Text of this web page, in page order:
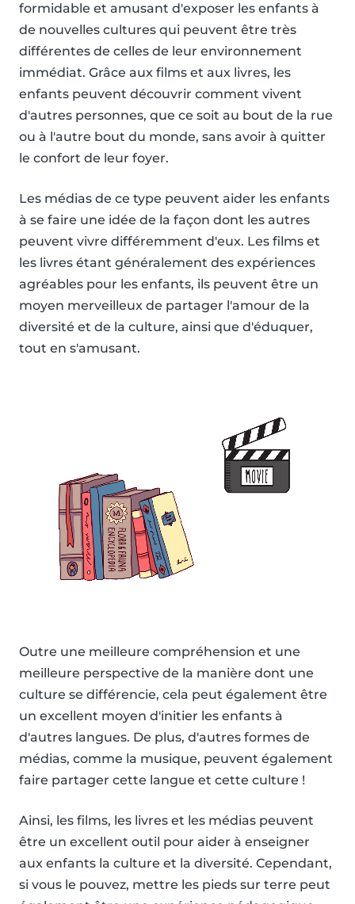
formidable et amusant d'exposer les enfants à
de nouvelles cultures qui peuvent être très
différentes de celles de leur environnement
immédiat. Grâce aux films et aux livres, les
enfants peuvent découvrir comment vivent
d'autres personnes, que ce soit au bout de la rue
ou à l'autre bout du monde, sans avoir à quitter
le confort de leur foyer.
Les médias de ce type peuvent aider les enfants
à se faire une idée de la façon dont les autres
peuvent vivre différemment d'eux. Les films et
les livres étant généralement des expériences
agréables pour les enfants, ils peuvent être un
moyen merveilleux de partager l'amour de la
diversité et de la culture, ainsi que d'éduquer,
tout en s'amusant.
Outre une meilleure compréhension et une
meilleure perspective de la manière dont une
culture se différencie, cela peut également être
un excellent moyen d'initier les enfants à
d'autres langues. De plus, d'autres formes de
médias, comme la musique, peuvent également
faire partager cette langue et cette culture !
Ainsi, les films, les livres et les médias peuvent
être un excellent outil pour aider à enseigner
aux enfants la culture et la diversité. Cependant,
si vous le pouvez, mettre les pieds sur terre peut